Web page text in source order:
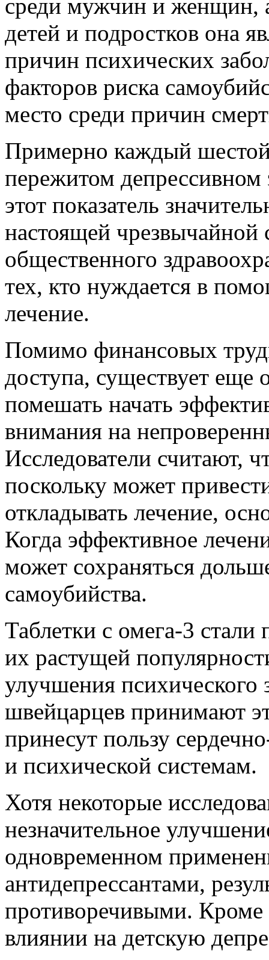
среди мужчин и женщин,
детей и подростков она
причин психических
факторов риска
место среди причин
Примерно каждый
пережитом депрессивном
этот показатель
настоящей чрезвычайной
общественного
тех, кто нуждается в
лечение.
Помимо финансовых
доступа, существует
помешать начать
внимания на
Исследователи считают,
поскольку может
откладывать лечение,
Когда эффективное
может сохраняться
самоубийства.
Таблетки с омега-3 стали
их растущей
улучшения
швейцарцев принимают
принесут пользу
и психической системам.
Хотя некоторые
незначительное
одновременном
антидепрессантами,
противоречивыми. Кроме
влиянии на детскую